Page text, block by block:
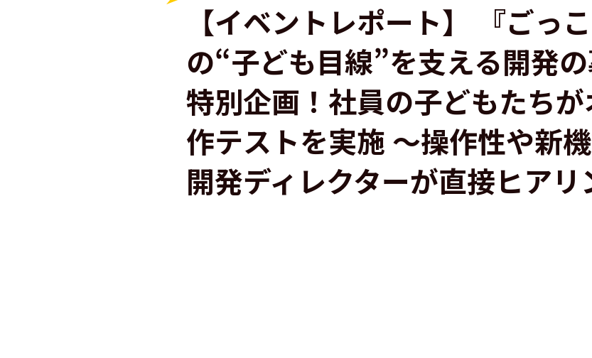
【イベントレポート】 『ごっ
の“子ども目線”を支える開発
特別企画！社員の子どもたち
作テストを実施 〜操作性や新機
開発ディレクターが直接ヒアリ